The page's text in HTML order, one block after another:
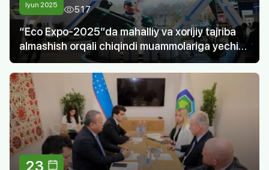
Iyun 2025 517
“Eco Expo-2025”da mahalliy va xorijiy tajriba
almashish orqali chiqindi muammolariga yechim
taqdim etildi
23